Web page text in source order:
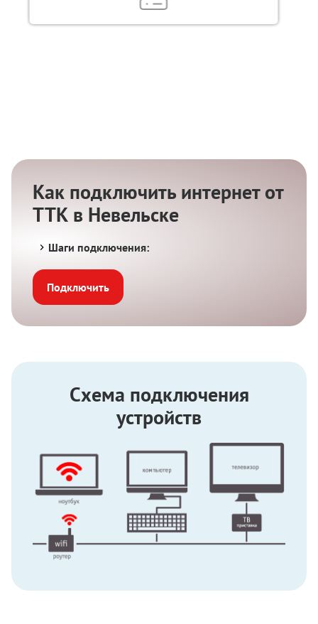
Как подключить интернет от
ТТК в Невельске
Шаги подключения:
Подключить
Схема подключения
устройств